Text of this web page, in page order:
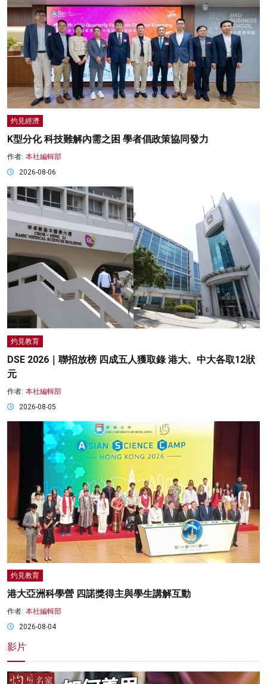
灼見經濟
K型分化 科技難解內需之困 學者倡政策協同發力
作者: 本社編輯部
2026-08-06
灼見教育
DSE 2026｜聯招放榜 四成五人獲取錄 港大、中大各取12狀
元
作者: 本社編輯部
2026-08-05
灼見教育
港大亞洲科學營 四諾獎得主與學生講解互動
作者: 本社編輯部
2026-08-04
影片